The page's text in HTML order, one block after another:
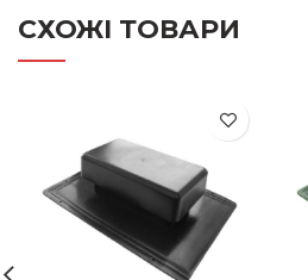
СХОЖІ ТОВАРИ